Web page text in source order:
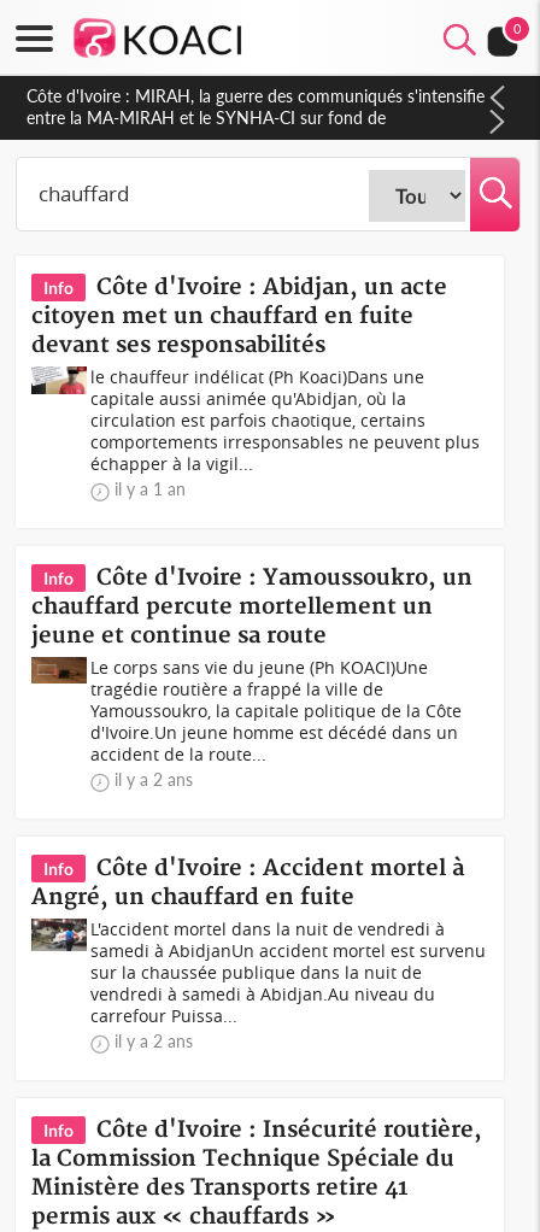
0
Côte d'Ivoire : Indépendance 2026, Thiam plaide pour un
environnement démocratique plus apaisé
Info
Côte d'Ivoire : Abidjan, un acte
citoyen met un chauffard en fuite
devant ses responsabilités
le chauffeur indélicat (Ph Koaci)Dans une
capitale aussi animée qu'Abidjan, où la
circulation est parfois chaotique, certains
comportements irresponsables ne peuvent plus
échapper à la vigil...
il y a 1 an
Info
Côte d'Ivoire : Yamoussoukro, un
chauffard percute mortellement un
jeune et continue sa route
Le corps sans vie du jeune (Ph KOACI)Une
tragédie routière a frappé la ville de
Yamoussoukro, la capitale politique de la Côte
d'Ivoire.Un jeune homme est décédé dans un
accident de la route...
il y a 2 ans
Info
Côte d'Ivoire : Accident mortel à
Angré, un chauffard en fuite
L'accident mortel dans la nuit de vendredi à
samedi à AbidjanUn accident mortel est survenu
sur la chaussée publique dans la nuit de
vendredi à samedi à Abidjan.Au niveau du
carrefour Puissa...
il y a 2 ans
Info
Côte d'Ivoire : Insécurité routière,
la Commission Technique Spéciale du
Ministère des Transports retire 41
permis aux « chauffards »